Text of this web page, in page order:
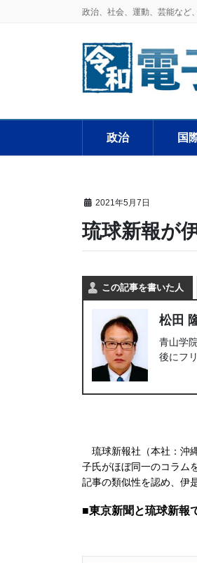
政治、社会、運動、芸能など
政治 国
2021年5月7日
琉球新報が
この記事を書いた人
松田
青山学
後にフ
琉球新報社（本社：沖
子氏がほぼ同一のコラム
記事の類似性を認め、伊
■東京新聞と琉球新報